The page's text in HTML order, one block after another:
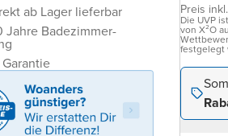
ab Lager lieferbar
Jahre Badezimmer-
Preis
Die UVP
von X²O
festgelegt